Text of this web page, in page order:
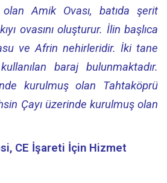
Amik Ovası, batıda şerit
ovasını oluşturur. İlin başlıca
ve Afrin nehirleridir. İki tane
baraj bulunmaktadır.
kurulmuş olan Tahtaköprü
Çayı üzerinde kurulmuş olan
CE İşareti İçin Hizmet